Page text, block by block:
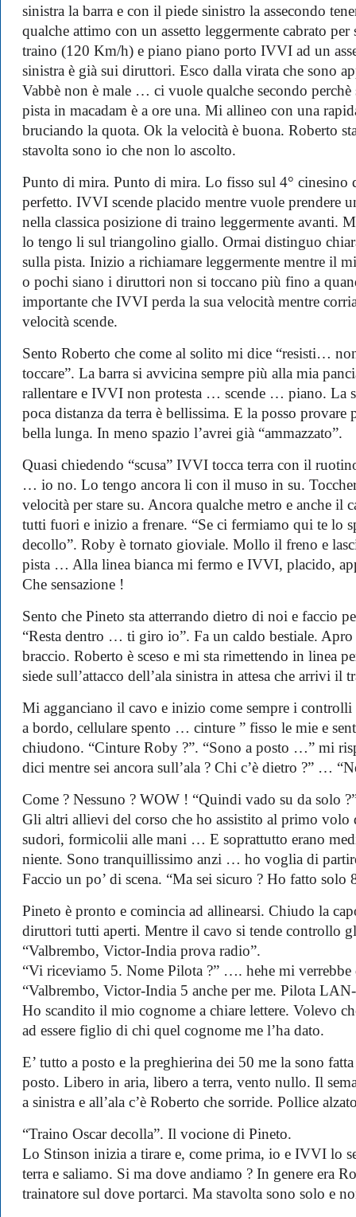
sinistra la barra e con il piede sinistro la assecondo
qualche attimo con un assetto leggermente cabrato
traino (120 Km/h) e piano piano porto IVVI ad un
sinistra è già sui diruttori. Esco dalla virata che sono
Vabbè non è male … ci vuole qualche secondo perchè
pista in macadam è a ore una. Mi allineo con una
bruciando la quota. Ok la velocità è buona. Roberto
stavolta sono io che non lo ascolto.
Punto di mira. Punto di mira. Lo fisso sul 4° cinesino
perfetto. IVVI scende placido mentre vuole prendere
nella classica posizione di traino leggermente avanti.
lo tengo li sul triangolino giallo. Ormai distinguo
sulla pista. Inizio a richiamare leggermente mentre il
o pochi siano i diruttori non si toccano più fino a
importante che IVVI perda la sua velocità mentre
velocità scende.
Sento Roberto che come al solito mi dice “resisti…
toccare”. La barra si avvicina sempre più alla mia
rallentare e IVVI non protesta … scende … piano. La
poca distanza da terra è bellissima. E la posso provare
bella lunga. In meno spazio l’avrei già “ammazzato”.
Quasi chiedendo “scusa” IVVI tocca terra con il
… io no. Lo tengo ancora li con il muso in su.
velocità per stare su. Ancora qualche metro e anche il
tutti fuori e inizio a frenare. “Se ci fermiamo qui te lo
decollo”. Roby è tornato gioviale. Mollo il freno e
pista … Alla linea bianca mi fermo e IVVI, placido,
Che sensazione !
Sento che Pineto sta atterrando dietro di noi e faccio
“Resta dentro … ti giro io”. Fa un caldo bestiale.
braccio. Roberto è sceso e mi sta rimettendo in linea
siede sull’attacco dell’ala sinistra in attesa che arrivi il
Mi agganciano il cavo e inizio come sempre i
a bordo, cellulare spento … cinture ” fisso le mie e
chiudono. “Cinture Roby ?”. “Sono a posto …” mi
dici mentre sei ancora sull’ala ? Chi c’è dietro ?” …
Come ? Nessuno ? WOW ! “Quindi vado su da solo
Gli altri allievi del corso che ho assistito al primo volo
sudori, formicolii alle mani … E soprattutto erano
niente. Sono tranquillissimo anzi … ho voglia di
Faccio un po’ di scena. “Ma sei sicuro ? Ho fatto solo
Pineto è pronto e comincia ad allinearsi. Chiudo la
diruttori tutti aperti. Mentre il cavo si tende controllo
“Valbrembo, Victor-India prova radio”.
“Vi riceviamo 5. Nome Pilota ?” …. hehe mi
“Valbrembo, Victor-India 5 anche per me. Pilota
Ho scandito il mio cognome a chiare lettere. Volevo
ad essere figlio di chi quel cognome me l’ha dato.
E’ tutto a posto e la preghierina dei 50 me la sono
posto. Libero in aria, libero a terra, vento nullo. Il
a sinistra e all’ala c’è Roberto che sorride. Pollice
“Traino Oscar decolla”. Il vocione di Pineto.
Lo Stinson inizia a tirare e, come prima, io e IVVI lo
terra e saliamo. Si ma dove andiamo ? In genere era
trainatore sul dove portarci. Ma stavolta sono solo e